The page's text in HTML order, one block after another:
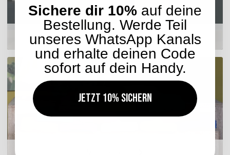
Hocker
Sichere dir 10% auf deine
Bestellung. Werde Teil
unseres WhatsApp Kanals
und erhalte deinen Code
sofort auf dein Handy.
Jetzt 10% sichern